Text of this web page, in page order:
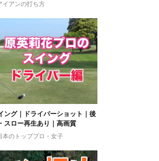
イアンの打ち方
ング｜ドライバーショット｜後
スロー再生あり｜高画質
本のトッププロ・女子